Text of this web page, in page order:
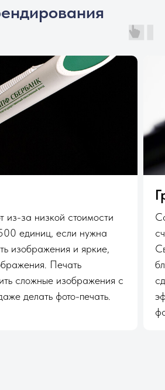
из-за низкой стоимости
единиц, если нужна
изображения и яркие,
Печать
сложные изображения с
делать фото-печать.